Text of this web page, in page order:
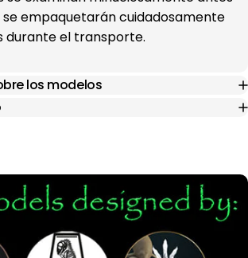
se empaquetarán cuidadosamente
durante el transporte.
los modelos